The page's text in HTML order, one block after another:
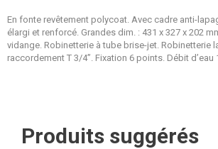
En fonte revêtement polycoat. Avec cadre anti-
élargi et renforcé. Grandes dim. : 431 x 327 x 202
vidange. Robinetterie à tube brise-jet. Robinetterie
raccordement T 3/4”. Fixation 6 points. Débit d’eau
Produits suggérés